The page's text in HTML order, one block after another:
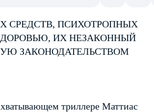
СРЕДСТВ, ПСИХОТРОПНЫХ
ИХ НЕЗАКОННЫЙ
ЗАКОНОДАТЕЛЬСТВОМ
триллере Маттиас